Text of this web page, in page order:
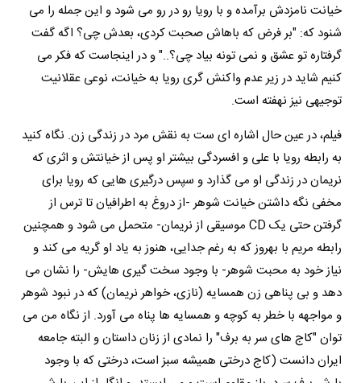
خیانت نامزدش برآمده و با رویا رو در رو می شود و این جمله را می
شنود که: "بر فرض که باهاش صحبت کردی، بعدش چی؟ اگه گفت
گرفتاره تو عشق و نمی تونه بیاد چی؟.." و در اینجاست که فکر می
کنیم شاید در زیر عدم واکنش گری رویا به خیانت، نوعی عقلانیت
توجیهی نیز نهفته است.
فیلم، در عین حال اشاره ای ست به نقش مرد در زندگی زن. نگاه کنید
به رابطه رویا با علی و افسردگی بیشتر او پس از خیانتش و اثری که
نریمان در زندگی او می گذارد و سپس درگیری هایی که رویا برای
مخفی نگه داشتن خیانت شوهر -از دروغ به اطرافیان تا ترس از
گرفتن حتی یک CD موسیقی از نریمان- متحمل می شود و همچنین
رابطه مریم با بهروز که به رغم جدایی، هنوز به یاد او گریه می کند و
نیاز خود به محبت شوهر- با وجود سخت گیری هایش- را نشان می
دهد و بی پناهی زن همسایه (نازی، خواهر نریمان) که در نبود شوهر
و مواجهه با خطر به کوچه و همسایه ها پناه می آورد. از نگاه من می
توان "کاج های سر به برف" را نمادی از زنان داستان و البته جامعه
ایران دانست (کاج درختی همیشه سبز است، درختی که با وجود